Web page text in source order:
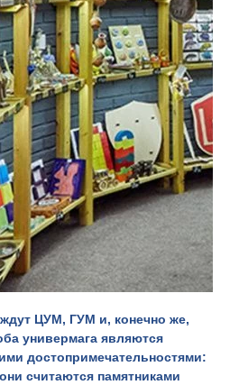
ЦУМ, ГУМ и, конечно же,
универмага являются
достопримечательностями:
считаются памятниками